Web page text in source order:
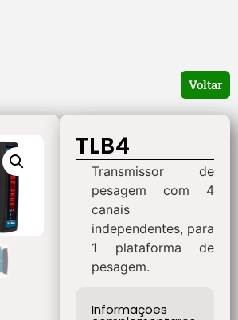
Voltar
TLB4
Transmissor de
pesagem com 4
canais
independentes, para
1 plataforma de
pesagem.
Informações